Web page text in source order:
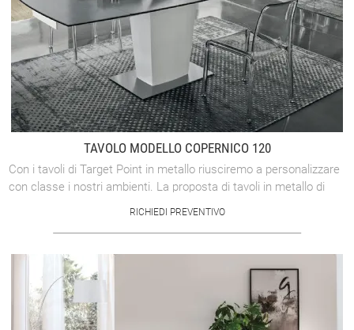
TAVOLO MODELLO COPERNICO 120
Con i tavoli di Target Point in metallo riusciremo a personalizzare
con classe i nostri ambienti. La proposta di tavoli in metallo di
RICHIEDI PREVENTIVO